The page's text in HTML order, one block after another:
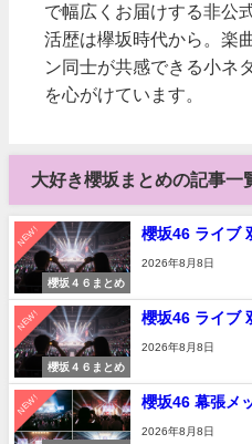
で幅広くお届けする非公
活歴は欅坂時代から。楽
ン同士が共感できる小ネ
を心がけています。
大好き櫻坂まとめの記事一
NEW!
櫻坂４６まとめ
櫻坂46 ライブ
2026年8月8日
NEW!
櫻坂４６まとめ
櫻坂46 ライブ
2026年8月8日
NEW! 櫻坂46 幕張メ
2026年8月8日